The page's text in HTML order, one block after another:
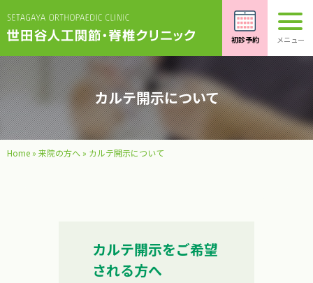
カルテ開示について
Home» 来院の方へ» カルテ開示について
カルテ開示をご希望
される方へ